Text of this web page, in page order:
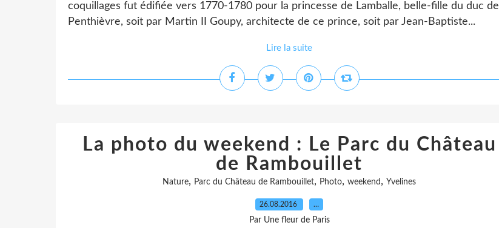
coquillages fut édifiée vers 1770-1780 pour la princesse de Lamballe, belle-fille du duc de
Penthièvre, soit par Martin II Goupy, architecte de ce prince, soit par Jean-Baptiste...
Lire la suite
La photo du weekend : Le Parc du Château
de Rambouillet
Nature, Parc du Château de Rambouillet, Photo, weekend , Yvelines
26.08.2016 …
Par Une fleur de Paris